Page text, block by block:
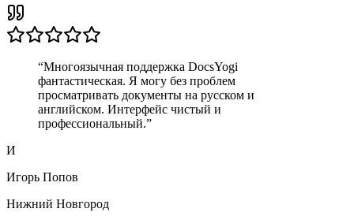
“Многоязычная поддержка DocsYogi
фантастическая. Я могу без проблем
просматривать документы на русском и
английском. Интерфейс чистый и
профессиональный.”
И
Игорь Попов
Нижний Новгород